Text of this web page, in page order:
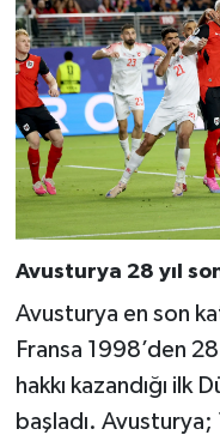
Avusturya 28 yıl
Avusturya en son
Fransa 1998’den
hakkı kazandığı ilk
başladı. Avusturya;